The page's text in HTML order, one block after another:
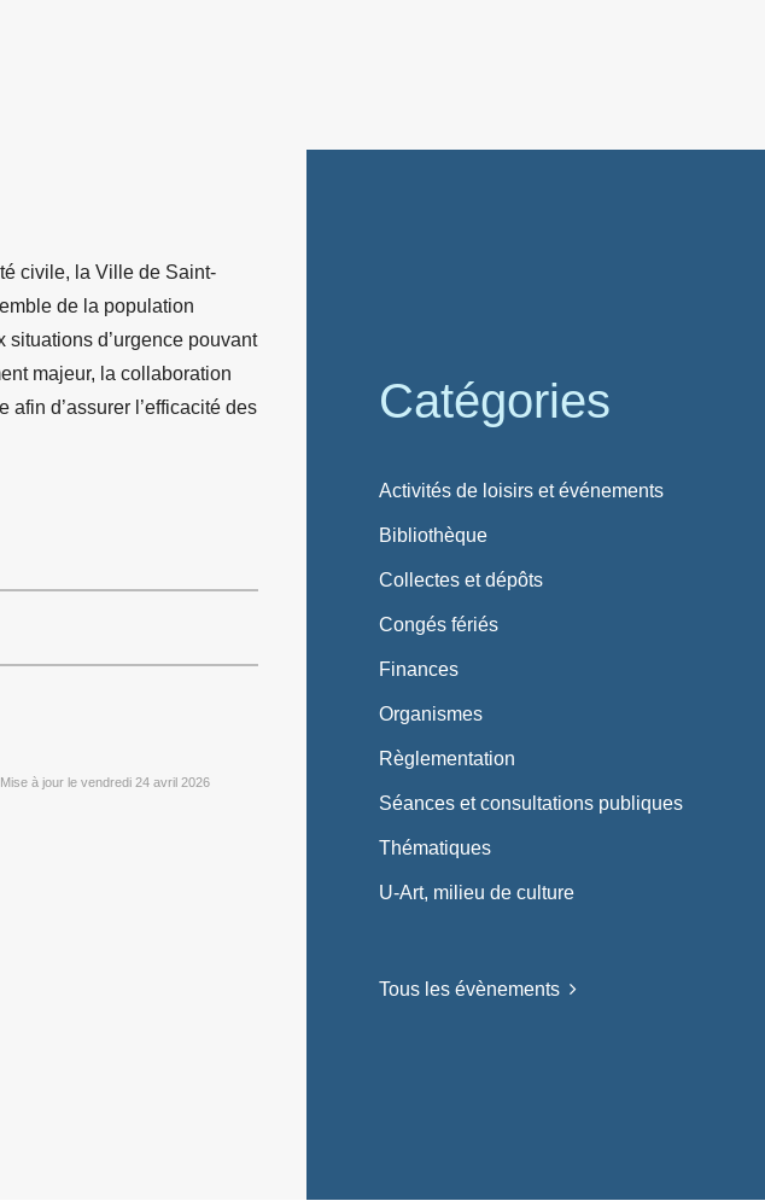
civile, la Ville de Saint-
de la population
situations d’urgence pouvant
majeur, la collaboration
d’assurer l’efficacité des
Mise à jour le vendredi 24 avril 2026
Catégories
Activités de loisirs et événements
Bibliothèque
Collectes et dépôts
Congés fériés
Finances
Organismes
Règlementation
Séances et consultations publiques
Thématiques
U-Art, milieu de culture
Tous les évènements